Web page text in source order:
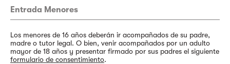
Entrada Menores
Los menores de 16 años deberán ir acompañados de su padre,
madre o tutor legal. O bien, venir acompañados por un adulto
mayor de 18 años y presentar firmado por sus padres el siguiente
formulario de consentimiento.